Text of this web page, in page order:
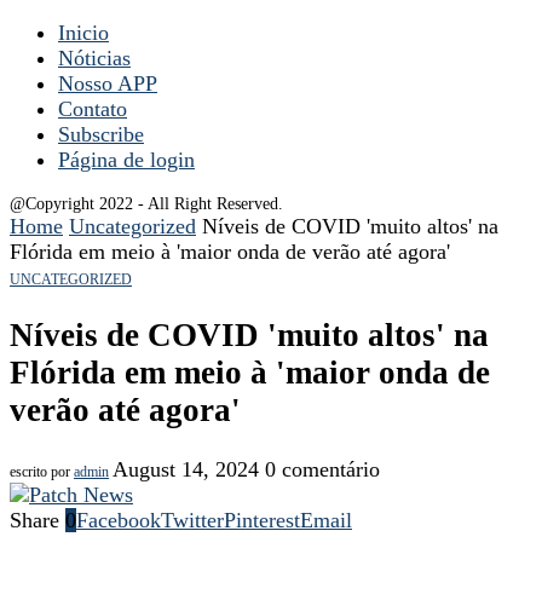
Inicio
Nóticias
Nosso APP
Contato
Subscribe
Página de login
@Copyright 2022 - All Right Reserved.
Home Uncategorized Níveis de COVID 'muito altos' na
Flórida em meio à 'maior onda de verão até agora'
UNCATEGORIZED
Níveis de COVID 'muito altos' na
Flórida em meio à 'maior onda de
verão até agora'
escrito por admin August 14, 2024 0 comentário
Share 0FacebookTwitterPinterestEmail